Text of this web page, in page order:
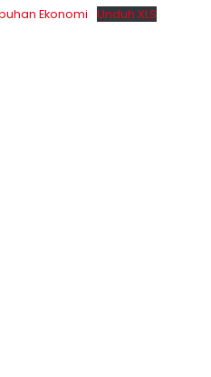
Ekonomi Unduh XLS